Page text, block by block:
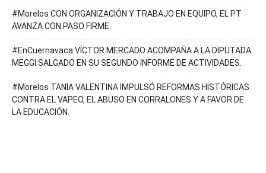
#Morelos CON ORGANIZACIÓN Y TRABAJO EN EQUIPO, EL PT
AVANZA CON PASO FIRME.
#EnCuernavaca VÍCTOR MERCADO ACOMPAÑA A LA DIPUTADA
MEGGI SALGADO EN SU SEGUNDO INFORME DE ACTIVIDADES.
#Morelos TANIA VALENTINA IMPULSÓ REFORMAS HISTÓRICAS
CONTRA EL VAPEO, EL ABUSO EN CORRALONES Y A FAVOR DE
LA EDUCACIÓN.